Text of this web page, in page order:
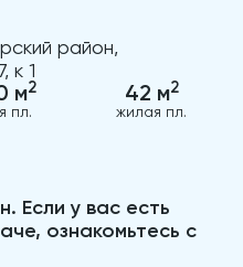
район,
к 1
м2
пл.
42 м2
жилая пл.
Если у вас есть
ознакомьтесь с